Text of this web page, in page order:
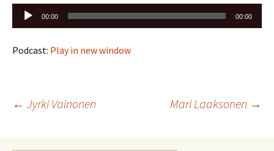
Äänitoistin
00:00 00:00
Podcast: Play in new window
Artikkelien
← Jyrki Vainonen Mari Laaksonen →